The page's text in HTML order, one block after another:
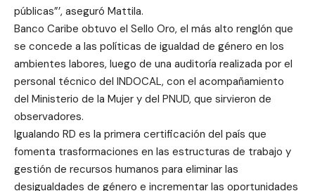
públicas”’, aseguró Mattila.
Banco Caribe obtuvo el Sello Oro, el más alto renglón que
se concede a las políticas de igualdad de género en los
ambientes labores, luego de una auditoría realizada por el
personal técnico del INDOCAL, con el acompañamiento
del Ministerio de la Mujer y del PNUD, que sirvieron de
observadores.
Igualando RD es la primera certificación del país que
fomenta trasformaciones en las estructuras de trabajo y
gestión de recursos humanos para eliminar las
desigualdades de género e incrementar las oportunidades